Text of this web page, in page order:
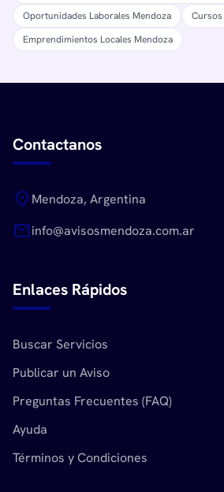
Oportunidades Laborales Mendoza
Cursos
Emprendimientos Locales Mendoza
Contactanos
location_on Mendoza, Argentina
mailinfo@avisosmendoza.com.ar
Enlaces Rápidos
Buscar Servicios
Publicar un Aviso
Preguntas Frecuentes (FAQ)
Ayuda
Términos y Condiciones